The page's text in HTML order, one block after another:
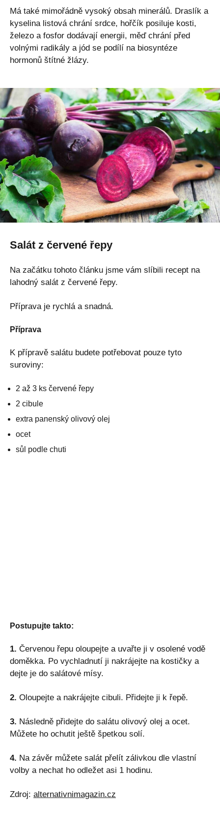
Má také mimořádně vysoký obsah minerálů. Draslík a
kyselina listová chrání srdce, hořčík posiluje kosti,
železo a fosfor dodávají energii, měď chrání před
volnými radikály a jód se podílí na biosyntéze
hormonů štítné žlázy.
Salát z červené řepy
Na začátku tohoto článku jsme vám slíbili recept na
lahodný salát z červené řepy.
Příprava je rychlá a snadná.
Příprava
K přípravě salátu budete potřebovat pouze tyto
suroviny:
2 až 3 ks červené řepy
2 cibule
extra panenský olivový olej
ocet
sůl podle chuti
Postupujte takto:
1. Červenou řepu oloupejte a uvařte ji v osolené vodě
doměkka. Po vychladnutí ji nakrájejte na kostičky a
dejte je do salátové mísy.
2. Oloupejte a nakrájejte cibuli. Přidejte ji k řepě.
3. Následně přidejte do salátu olivový olej a ocet.
Můžete ho ochutit ještě špetkou solí.
4. Na závěr můžete salát přelít zálivkou dle vlastní
volby a nechat ho odležet asi 1 hodinu.
Zdroj: alternativnimagazin.cz